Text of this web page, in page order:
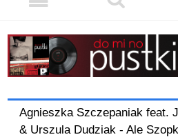
Agnieszka Szczepaniak feat.
& Urszula Dudziak - Ale